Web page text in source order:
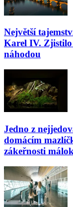
Největší
Karel IV. Zjistilo
náhodou
Jedno z
domácím
zákeřnosti